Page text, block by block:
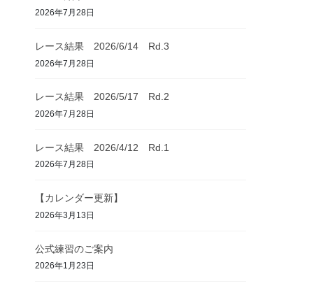
2026年7月28日
レース結果 2026/6/14 Rd.3
2026年7月28日
レース結果 2026/5/17 Rd.2
2026年7月28日
レース結果 2026/4/12 Rd.1
2026年7月28日
【カレンダー更新】
2026年3月13日
公式練習のご案内
2026年1月23日